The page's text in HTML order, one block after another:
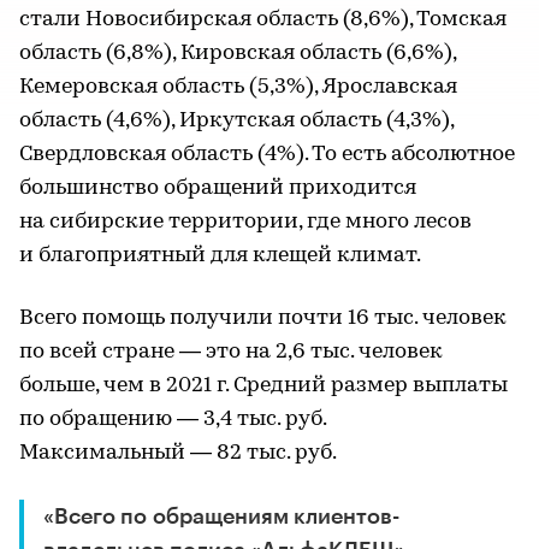
стали Новосибирская область (8,6%), Томская
область (6,8%), Кировская область (6,6%),
Кемеровская область (5,3%), Ярославская
область (4,6%), Иркутская область (4,3%),
Свердловская область (4%). То есть абсолютное
большинство обращений приходится
на сибирские территории, где много лесов
и благоприятный для клещей климат.
Всего помощь получили почти 16 тыс. человек
по всей стране — это на 2,6 тыс. человек
больше, чем в 2021 г. Средний размер выплаты
по обращению — 3,4 тыс. руб.
Максимальный — 82 тыс. руб.
«Всего по обращениям клиентов-